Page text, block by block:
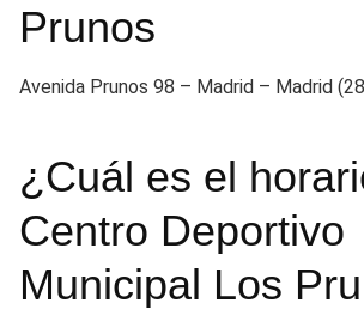
Prunos
Avenida Prunos 98 – Madrid – Madrid
¿Cuál es el
Centro Deportivo
Municipal Los